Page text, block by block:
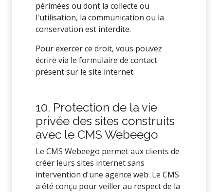
périmées ou dont la collecte ou
l'utilisation, la communication ou la
conservation est interdite.
Pour exercer ce droit, vous pouvez
écrire via le formulaire de contact
présent sur le site internet.
10. Protection de la vie
privée des sites construits
avec le CMS Webeego
Le CMS Webeego permet aux clients de
créer leurs sites internet sans
intervention d'une agence web. Le CMS
a été conçu pour veiller au respect de la